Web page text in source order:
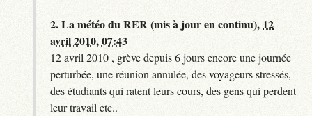
2.La météo du RER (mis à jour en continu), 12
avril 2010, 07:43
12 avril 2010 , grève depuis 6 jours encore une journée
perturbée, une réunion annulée, des voyageurs stressés,
des étudiants qui ratent leurs cours, des gens qui perdent
leur travail etc..